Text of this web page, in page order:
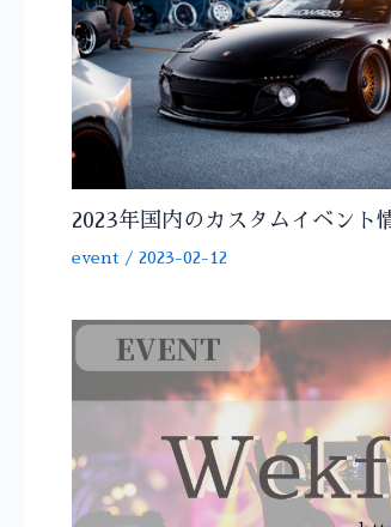
2023年国内のカスタムイベント
event / 2023-02-12